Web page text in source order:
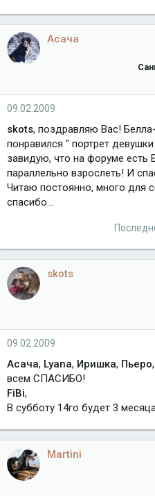
Асача
09.02.2009
skots, поздравляю Вас!
понравился " портрет
завидую, что на форуме есть
параллельно взрослеть! И
Читаю постоянно, много для
спасибо...
skots
09.02.2009
Асача, Lyana, Иришка, Пьеро,
всем СПАСИБО!
FiBi,
В субботу 14го будет 3
Martini